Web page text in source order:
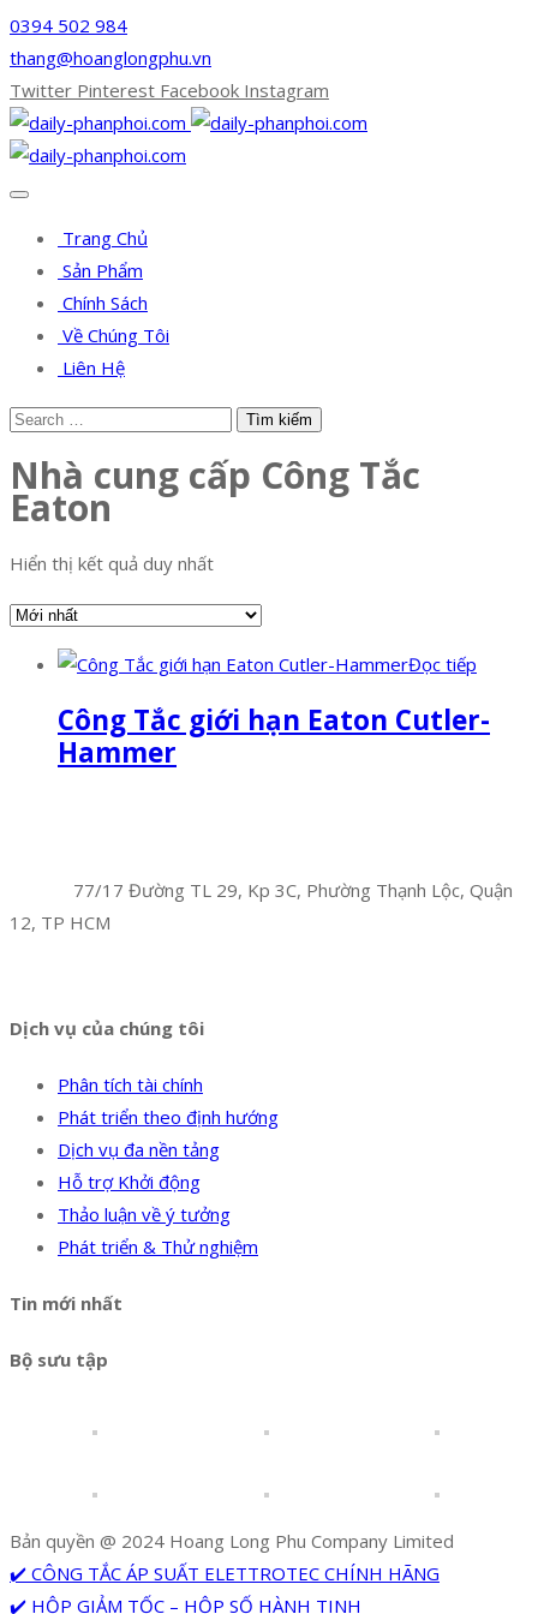
0394 502 984
thang@hoanglongphu.vn
Twitter Pinterest Facebook Instagram
Trang Chủ
Sản Phẩm
Chính Sách
Về Chúng Tôi
Liên Hệ
Nhà cung cấp Công Tắc
Eaton
Hiển thị kết quả duy nhất
Đọc tiếp
Công Tắc giới hạn Eaton Cutler-
Hammer
77/17 Đường TL 29, Kp 3C, Phường Thạnh Lộc, Quận
12, TP HCM
Dịch vụ của chúng tôi
Phân tích tài chính
Phát triển theo định hướng
Dịch vụ đa nền tảng
Hỗ trợ Khởi động
Thảo luận về ý tưởng
Phát triển & Thử nghiệm
Tin mới nhất
Bộ sưu tập
Bản quyền @ 2024 Hoang Long Phu Company Limited
✔️ CÔNG TẮC ÁP SUẤT ELETTROTEC CHÍNH HÃNG
✔️ HỘP GIẢM TỐC – HỘP SỐ HÀNH TINH